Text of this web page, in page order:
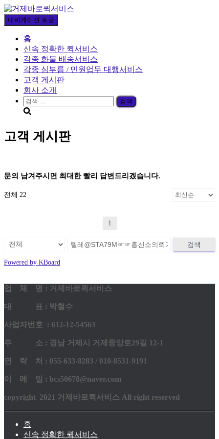
내비게이션 토글
홈
신속 정확한 퀵서비스
각종 화물 배송서비스
각종 심부름 / 민원업무 대행서비스
고객 게시판
회사 소개
검
색:
고객 게시판
문의 남겨주시면 최대한 빨리 답변드리겠습니다.
전체 22
1
검색
Powered by KBoard
업 체 명 : 거제바로퀵서비스
대 표 : 박철수
사업자번호 : 612-12-54563
주 소 : 경남 거제시 거제중앙로29길 12-1
연 락 처 : 055-633-8283 / 010-8531-9191
이 메 일 : bcs50678@naver.com
copyright 2021 거제바로퀵서비스 All right reserved
홈
신속 정확한 퀵서비스